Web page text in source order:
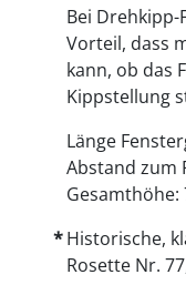
Bei
Vorteil, dass
kann, ob das
Kippstellung
Länge
Abstand zum
Gesamthöhe:
Historische,
Rosette Nr.